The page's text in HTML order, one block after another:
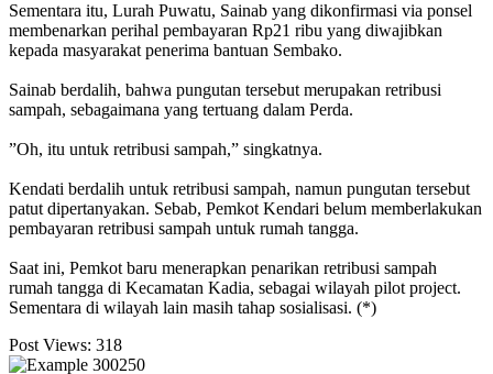
Sementara itu, Lurah Puwatu, Sainab yang dikonfirmasi via ponsel
membenarkan perihal pembayaran Rp21 ribu yang diwajibkan
kepada masyarakat penerima bantuan Sembako.
‎Sainab berdalih, bahwa pungutan tersebut merupakan retribusi
sampah, sebagaimana yang tertuang dalam Perda.
‎”Oh, itu untuk retribusi sampah,” singkatnya.
‎Kendati berdalih untuk retribusi sampah, namun pungutan tersebut
patut dipertanyakan. Sebab, Pemkot Kendari belum memberlakukan
pembayaran retribusi sampah untuk rumah tangga.
‎Saat ini, Pemkot baru menerapkan penarikan retribusi sampah
rumah tangga di Kecamatan Kadia, sebagai wilayah pilot project.
Sementara di wilayah lain masih tahap sosialisasi. (*)
Post Views: 318